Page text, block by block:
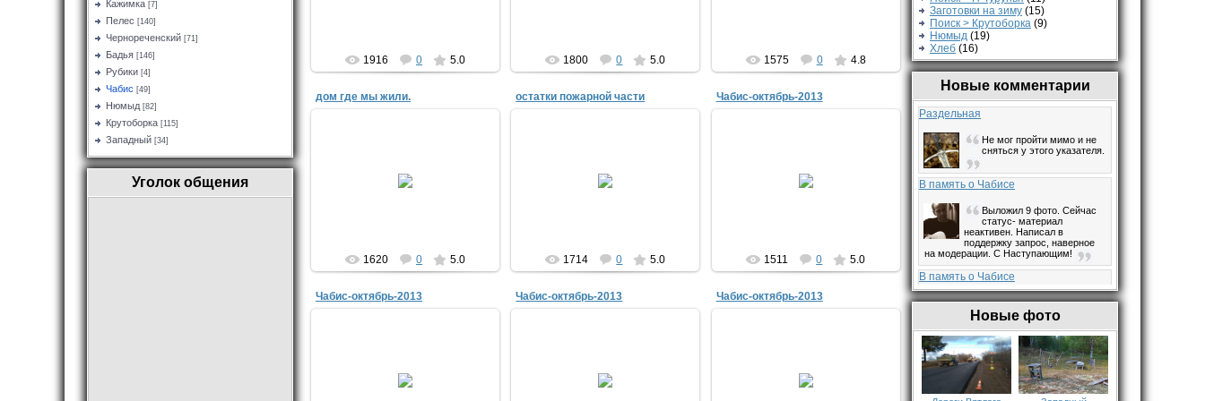
Кажимка [7]
Пелес [140]
Чернореченский [71]
Бадья [146]
Рубики [4]
Чабис [49]
Нюмыд [82]
Крутоборка [115]
Западный [34]
Уголок общения
1916 0 5.0 1800 0 5.0 1575 0 4.8
дом где мы жили.
6-ти квартирный барак.
1620 0 5.0
остатки пожарной части
отец служил до самого закрытия
в 1992г
1714 0 5.0
Чабис-октябрь-2013
http://zvezdakomi.ru/smi/archive/issue/article?
cun=995587&issue=995585
1511 0 5.0
Чабис-октябрь-2013
http://zvezdakomi.ru/smi/archive/issue/article?
cun=995587&issue=995585
Чабис-октябрь-2013
http://zvezdakomi.ru/smi/archive/issue/article?
cun=995587&issue=995585
Чабис-октябрь-2013
Заготовки на зиму (15)
Поиск > Крутоборка (9)
Нюмыд (19)
Хлеб (16)
Новые комментарии
Раздельная
Не мог пройти мимо и не
сняться у этого указателя.
В память о Чабисе
Выложил 9 фото. Сейчас
статус- материал
неактивен. Написал в
поддержку запрос, наверное
на модерации. С Наступающим!
В память о Чабисе
Ждём
В память о Чабисе
Добрый вечер всем. Я был
в Чабисе с 1967 по 1970
год. Мама со мной приехала к
отчиму, который отбывал
Новые фото